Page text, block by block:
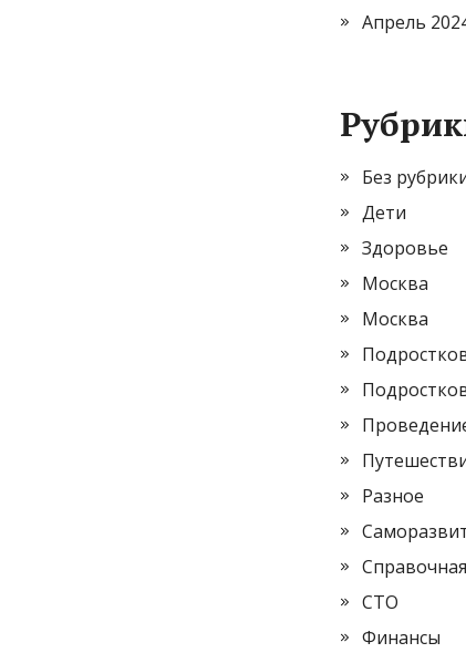
Апрель
Без
Дети
Здоровье
Москва
Москва
Разное
Справочная
СТО
Финансы